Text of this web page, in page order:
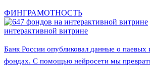
ФИНГРАМОТНОСТЬ
интерактивной витрине
Банк России опубликовал данные о паевых
фондах. С помощью нейросети мы